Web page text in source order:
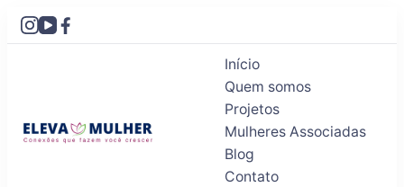
Eleva Mulher
Conexões que fazem você crescer
Início
Quem somos
Projetos
Mulheres Associadas
Blog
Contato